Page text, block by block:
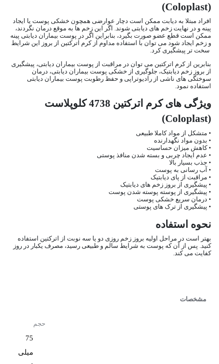
(Coloplast)
افراد مبتلا به دیابت ممکن است دچار عوارضی همچون خشکی پوست یا ایجاد
پینه و در نهایت زخم های دیابتی شوند. اگر این زخم ها به موقع درمان نگردند،
ممکن است قطع عضو صورت بگیرد، بنابراین اگر در پوست بیماران دیابتی پینه
و زخم ایجاد شود می توان با استفاده مداوم از کرم اترکتین از بروز این شرایط
سخت تر پیشگیری کرد.
بنابرین از کرم اترکتین می توان در مراقبت از پوست بیماران دیابتی، پیشگیری
از بروز زخم دیابتیک، جلوگیری از خشکی پوست بیماران دیابتی، درمان
سوختگی های ناشی از رادیوتراپی و حفظ رطوبت پوست بیماران دیابتی
استفاده نمود.
ویژگی های کرم اترکتین 4738 کلوپلاست
(Coloplast)
• متشکل از مواد کاملا طبیعی
• بدون مواد نگهدارنده
• کاهش میزان حساسیت
• عدم ایجاد چربی و بسته شدن منافذ پوستی
• جذب بسیار بالا
• آب رسانی به پوست
• مراقبت از پای دیابتیک
• پیشگیری از بروز زخم های دیابتیک
• پیشگیری از پوسته پوسته شدن پوست
• درمان سریع خشکی پوست
• پیشگیری از ترک های پوستی
نحوه استفاده
بهتر است در مراحل اولیه بروز زخم روزی دو یا سه نوبت از اترکتین استفاده
کنید. پس از آن که پوست به شرایط سالم و طبیعی رسید، مصرف یکبار در روز
کفایت می کند.
مشخصات
حجم
75
میلی